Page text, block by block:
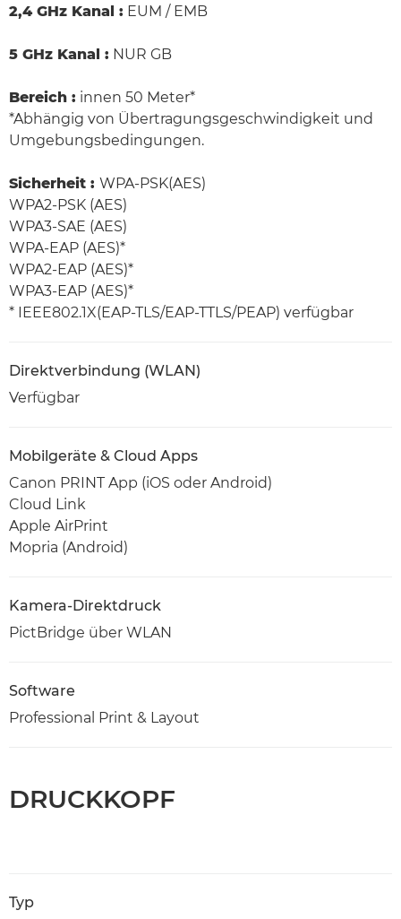
2,4 GHz Kanal : EUM / EMB
5 GHz Kanal : NUR GB
Bereich : innen 50 Meter*
*Abhängig von Übertragungsgeschwindigkeit und
Umgebungsbedingungen.
Sicherheit : WPA-PSK(AES)
WPA2-PSK (AES)
WPA3-SAE (AES)
WPA-EAP (AES)*
WPA2-EAP (AES)*
WPA3-EAP (AES)*
* IEEE802.1X(EAP-TLS/EAP-TTLS/PEAP) verfügbar
Direktverbindung (WLAN)
Verfügbar
Mobilgeräte & Cloud Apps
Canon PRINT App (iOS oder Android)
Cloud Link
Apple AirPrint
Mopria (Android)
Kamera-Direktdruck
PictBridge über WLAN
Software
Professional Print & Layout
DRUCKKOPF
Typ